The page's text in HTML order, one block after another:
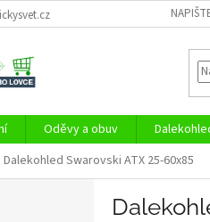
Oděvy a obuv
Dalekohled Swarovski ATX 25-60x85